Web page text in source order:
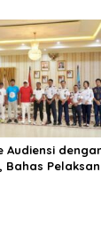
Audiensi
Bahas